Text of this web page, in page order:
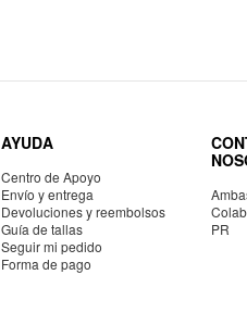
AYUDA
Centro de Apoyo
Envío y entrega
Devoluciones y reembolsos
Guía de tallas
Seguir mi pedido
Forma de pago
PR